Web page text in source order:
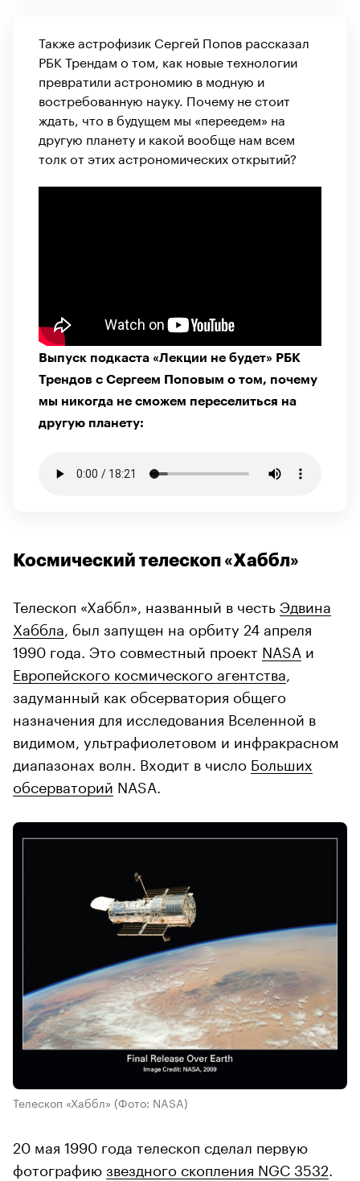
Также астрофизик Сергей Попов рассказал
РБК Трендам о том, как новые технологии
превратили астрономию в модную и
востребованную науку. Почему не стоит
ждать, что в будущем мы «переедем» на
другую планету и какой вообще нам всем
толк от этих астрономических открытий?
Выпуск подкаста «Лекции не будет» РБК
Трендов с Сергеем Поповым о том, почему
мы никогда не сможем переселиться на
другую планету:
Космический телескоп «Хаббл»
Телескоп «Хаббл», названный в честьЭдвина
Хаббла , был запущен на орбиту 24 апреля
1990 года. Это совместный проект NASA и
Европейского космического агентства
задуманный как обсерватория общего
назначения для исследования Вселенной в
видимом, ультрафиолетовом и инфракрасном
диапазонах волн. Входит в число Больших
обсерваторий NASA.
Телескоп «Хаббл» (Фото: NASA)
20 мая 1990 года телескоп сделал первую
фотографиюзвездного скопления NGC 3532